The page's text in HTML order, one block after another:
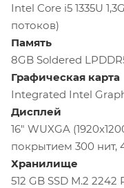
Intel Core i5 1335U
потоков)
Память
8GB Soldered
Графическая карта
Integrated Intel
Дисплей
16" WUXGA
покрытием 300 нит,
Хранилище
512 GB SSD M.2